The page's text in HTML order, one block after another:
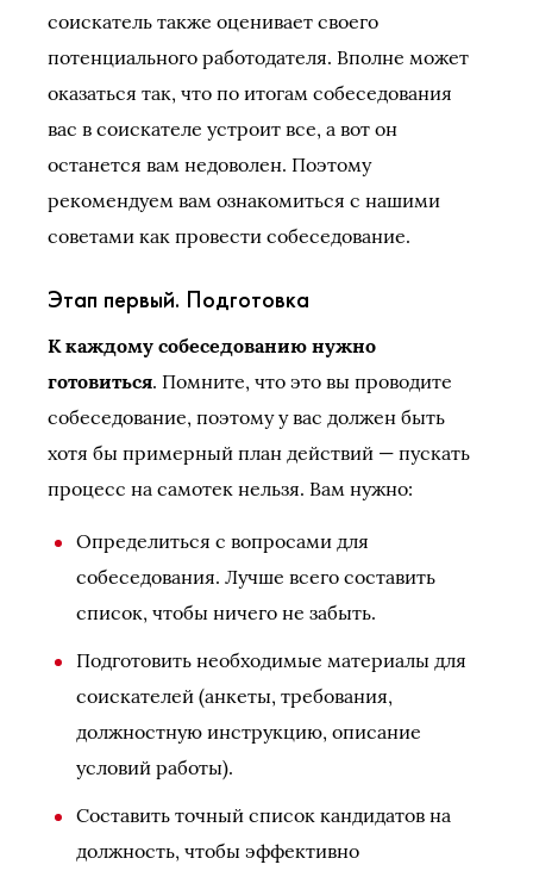
соискатель также оценивает своего
потенциального работодателя. Вполне может
оказаться так, что по итогам собеседования
вас в соискателе устроит все, а вот он
останется вам недоволен. Поэтому
рекомендуем вам ознакомиться с нашими
советами как провести собеседование.
Этап первый. Подготовка
К каждому собеседованию нужно
готовиться. Помните, что это вы проводите
собеседование, поэтому у вас должен быть
хотя бы примерный план действий — пускать
процесс на самотек нельзя. Вам нужно:
Определиться с вопросами для
собеседования. Лучше всего составить
список, чтобы ничего не забыть.
Подготовить необходимые материалы для
соискателей (анкеты, требования,
должностную инструкцию, описание
условий работы).
Составить точный список кандидатов на
должность, чтобы эффективно